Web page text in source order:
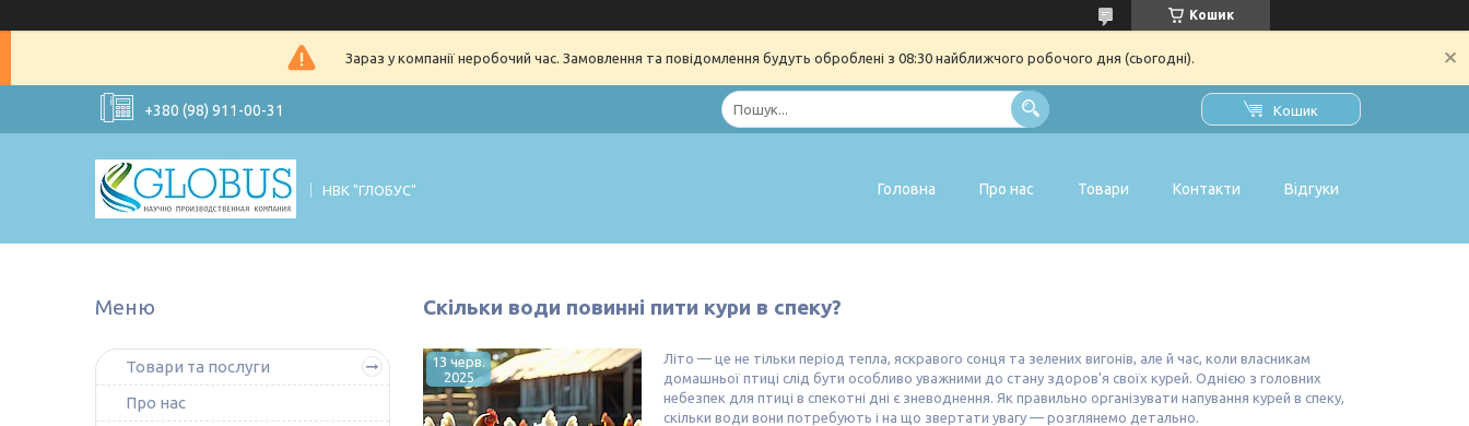
Кошик
Зараз у компанії неробочий час. Замовлення та повідомлення будуть оброблені з 08:30 найближчого робочого дня (сьогодні).
+380 (98) 911-00-31 Кошик
НВК "ГЛОБУС" Головна Про нас Товари Контакти Відгуки
Скільки води повинні пити кури в спеку?
13 черв.
2025
Літо — це не тільки період тепла, яскравого сонця та зелених вигонів, але й час, коли власникам
домашньої птиці слід бути особливо уважними до стану здоров'я своїх курей. Однією з головних
небезпек для птиці в спекотні дні є зневоднення. Як правильно організувати напування курей в спеку,
скільки води вони потребують і на що звертати увагу — розглянемо детально.
Товари та послуги
Про нас